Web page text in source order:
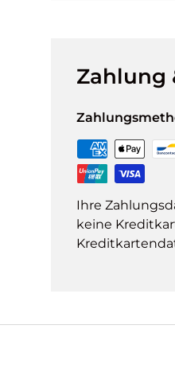
Zahlung
Ihre
keine